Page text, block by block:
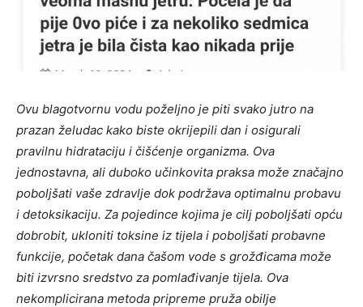
Ovu blagotvornu vodu poželjno je piti svako jutro na
prazan želudac kako biste okrijepili dan i osigurali
pravilnu hidrataciju i čišćenje organizma. Ova
jednostavna, ali duboko učinkovita praksa može značajno
poboljšati vaše zdravlje dok podržava optimalnu probavu
i detoksikaciju. Za pojedince kojima je cilj poboljšati opću
dobrobit, ukloniti toksine iz tijela i poboljšati probavne
funkcije, početak dana čašom vode s grožđicama može
biti izvrsno sredstvo za pomlađivanje tijela. Ova
nekomplicirana metoda pripreme pruža obilje